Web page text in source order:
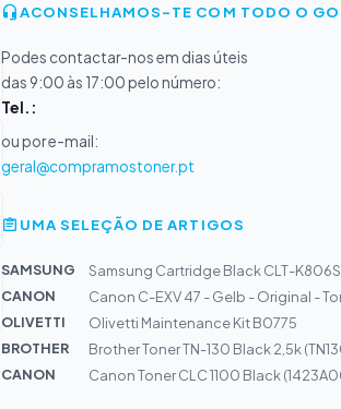
ACONSELHAMOS-TE COM TODO O
Podes contactar-nos em dias úteis
das 9:00 às 17:00 pelo número:
Tel.:
ou por e-mail:
geral@compramostoner.pt
UMA SELEÇÃO DE ARTIGOS
SAMSUNG
Samsung Cartridge Black CLT-
CANON
Canon C-EXV 47 - Gelb - Original -
OLIVETTI
Olivetti Maintenance Kit B0775
BROTHER
Brother Toner TN-130 Black 2,5k
CANON
Canon Toner CLC 1100 Black